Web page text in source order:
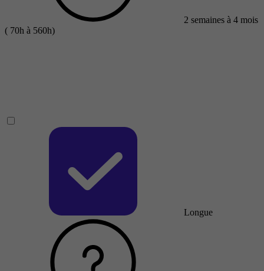
2 semaines à 4 mois
( 70h à 560h)
Longue